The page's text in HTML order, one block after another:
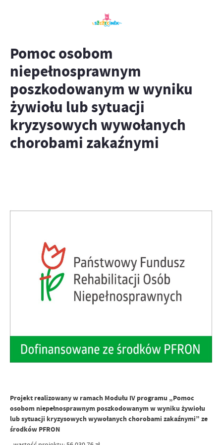
Pomoc osobom
niepełnosprawnym
poszkodowanym w wyniku
żywiołu lub sytuacji
kryzysowych wywołanych
chorobami zakaźnymi
Projekt realizowany w ramach Modułu IV programu „Pomoc
osobom niepełnosprawnym poszkodowanym w wyniku żywiołu
lub sytuacji kryzysowych wywołanych chorobami zakaźnymi” ze
środków PFRON